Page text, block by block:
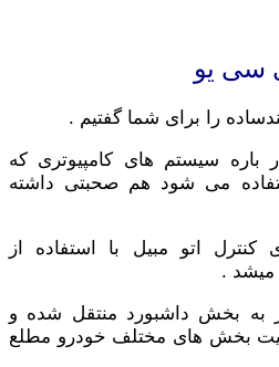
سی یو
را برای شما گفتیم .
باره سیستم های کامپیوتری که
می شود هم صحبتی داشته
اتو مبیل با استفاده از
میشد .
به بخش داشبورد منتقل شده و
بخش های مختلف خودرو مطلع